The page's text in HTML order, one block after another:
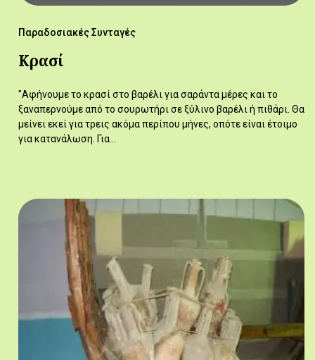
Παραδοσιακές Συνταγές
Κρασί
"Αφήνουμε το κρασί στο βαρέλι για σαράντα μέρες και το
ξαναπερνούμε από το σουρωτήρι σε ξύλινο βαρέλι ή πιθάρι. Θα
μείνει εκεί για τρεις ακόμα περίπου μήνες, οπότε είναι έτοιμο
για κατανάλωση. Για…